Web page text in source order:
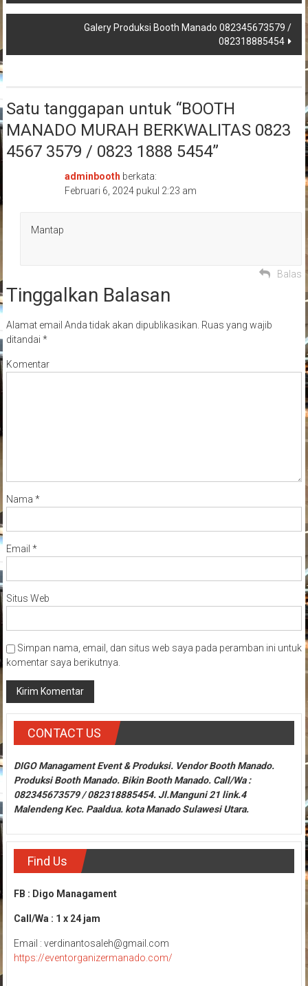
pos
Galery Produksi Booth Manado 082345673579 /
082318885454
Satu tanggapan untuk “BOOTH
MANADO MURAH BERKWALITAS 0823
4567 3579 / 0823 1888 5454”
adminbooth berkata:
Februari 6, 2024 pukul 2:23 am
Mantap
Balas
Tinggalkan Balasan
Alamat email Anda tidak akan dipublikasikan. Ruas yang wajib
ditandai *
Komentar
Nama *
Email *
Situs Web
Simpan nama, email, dan situs web saya pada peramban ini untuk
komentar saya berikutnya.
CONTACT US
DIGO Managament Event & Produksi. Vendor Booth Manado.
Produksi Booth Manado. Bikin Booth Manado. Call/Wa :
082345673579 / 082318885454. Jl.Manguni 21 link.4
Malendeng Kec. Paaldua. kota Manado Sulawesi Utara.
Find Us
FB : Digo Managament
Call/Wa : 1 x 24 jam
Email : verdinantosaleh@gmail.com
https://eventorganizermanado.com/